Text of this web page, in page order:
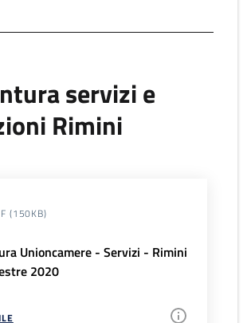
servizi e
Rimini
(150KB)
Unioncamere - Servizi - Rimini
2020